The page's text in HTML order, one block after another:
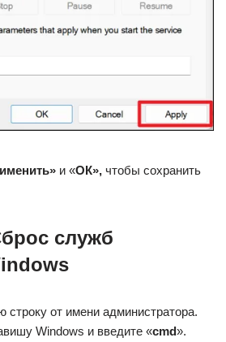
и «ОК», чтобы сохранить
служб
строку от имени администратора.
Windows и введите «cmd».